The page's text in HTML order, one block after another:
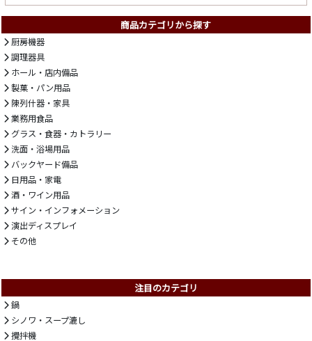
商品カテゴリから探す
厨房機器
調理器具
ホール・店内備品
製菓・パン用品
陳列什器・家具
業務用食品
グラス・食器・カトラリー
洗面・浴場用品
バックヤード備品
日用品・家電
酒・ワイン用品
サイン・インフォメーション
演出ディスプレイ
その他
注目のカテゴリ
鍋
シノワ・スープ漉し
攪拌機